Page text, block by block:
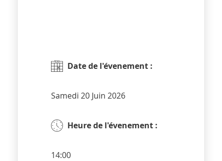
Date de l'évenement :
Samedi 20 Juin 2026
Heure de l'évenement :
14:00